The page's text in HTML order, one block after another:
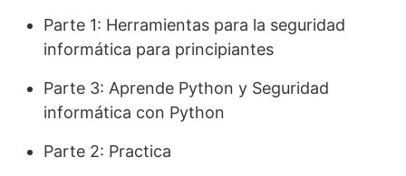
Parte 1: Herramientas para la seguridad
informática para principiantes
Parte 3: Aprende Python y Seguridad
informática con Python
Parte 2: Practica